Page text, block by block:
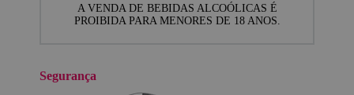
A VENDA DE BEBIDAS ALCOÓLICAS É
PROIBIDA PARA MENORES DE 18 ANOS.
Segurança